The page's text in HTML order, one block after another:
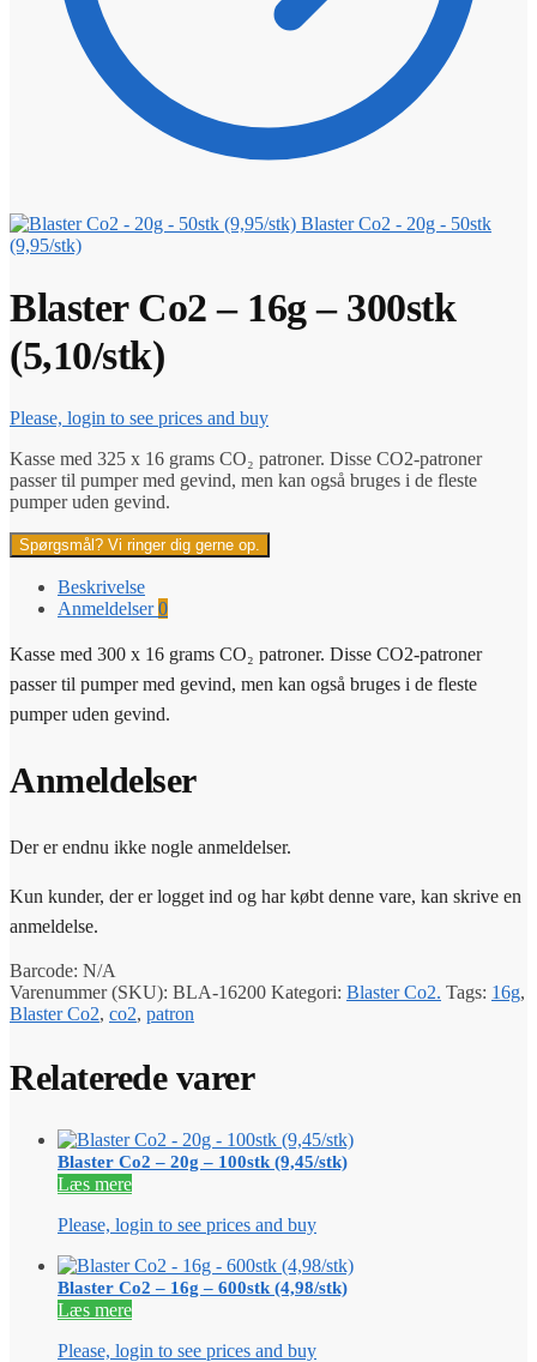
Blaster Co2 - 20g - 50stk
(9,95/stk)
Blaster Co2 – 16g – 300stk
(5,10/stk)
Please, login to see prices and buy
Kasse med 325 x 16 grams CO₂ patroner. Disse CO2-patroner
passer til pumper med gevind, men kan også bruges i de fleste
pumper uden gevind.
Spørgsmål? Vi ringer dig gerne op.
Beskrivelse
Anmeldelser0
Kasse med 300 x 16 grams CO₂ patroner. Disse CO2-patroner
passer til pumper med gevind, men kan også bruges i de fleste
pumper uden gevind.
Anmeldelser
Der er endnu ikke nogle anmeldelser.
Kun kunder, der er logget ind og har købt denne vare, kan skrive en
anmeldelse.
Barcode: N/A
Varenummer (SKU): BLA-16200 Kategori: Blaster Co2. Tags: 16g,
Blaster Co2, co2, patron
Relaterede varer
Blaster Co2 – 20g – 100stk (9,45/stk)
Læs mere
Please, login to see prices and buy
Blaster Co2 – 16g – 600stk (4,98/stk)
Læs mere
Please, login to see prices and buy